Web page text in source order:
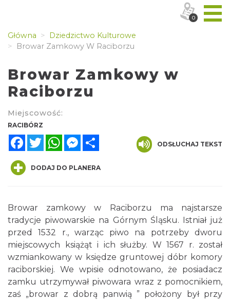
Główna
Dziedzictwo Kulturowe
Browar Zamkowy W Raciborzu
Browar Zamkowy w
Raciborzu
Miejscowość:
RACIBÓRZ
FacebookTwitterWhatsAppMessenger
ODSŁUCHAJ TEKST
DODAJ DO PLANERA
Browar zamkowy w Raciborzu ma najstarsze
tradycje piwowarskie na Górnym Śląsku. Istniał już
przed 1532 r., warząc piwo na potrzeby dworu
miejscowych książąt i ich służby. W 1567 r. został
wzmiankowany w księdze gruntowej dóbr komory
raciborskiej. We wpisie odnotowano, że posiadacz
zamku utrzymywał piwowara wraz z pomocnikiem,
zaś „browar z dobrą panwią ” położony był przy
0